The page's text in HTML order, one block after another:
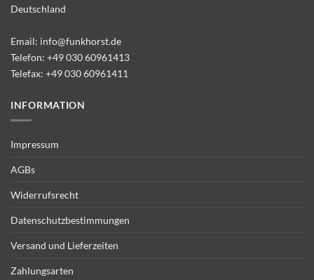
Deutschland
Email: info@funkhorst.de
Telefon: +49 030 60961413
Telefax: +49 030 60961411
INFORMATION
Impressum
AGBs
Widerrufsrecht
Datenschutzbestimmungen
Versand und Lieferzeiten
Zahlungsarten